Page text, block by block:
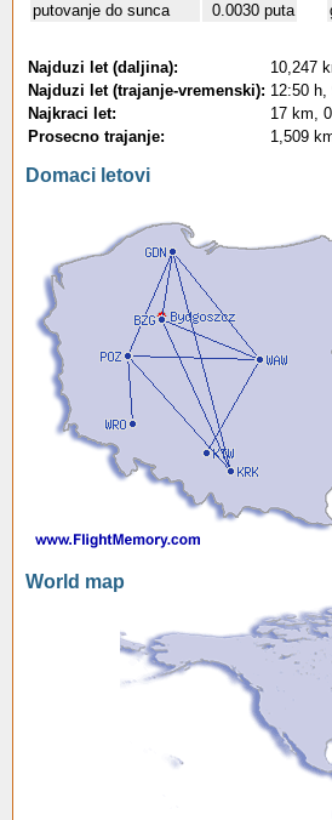
putovanje do sunca
0.0030 puta
Najduzi let (daljina):
10,247
Najduzi let (trajanje-vremenski): 12:50 h,
Najkraci let:
17 km,
Prosecno trajanje:
1,509
Domaci letovi
World map